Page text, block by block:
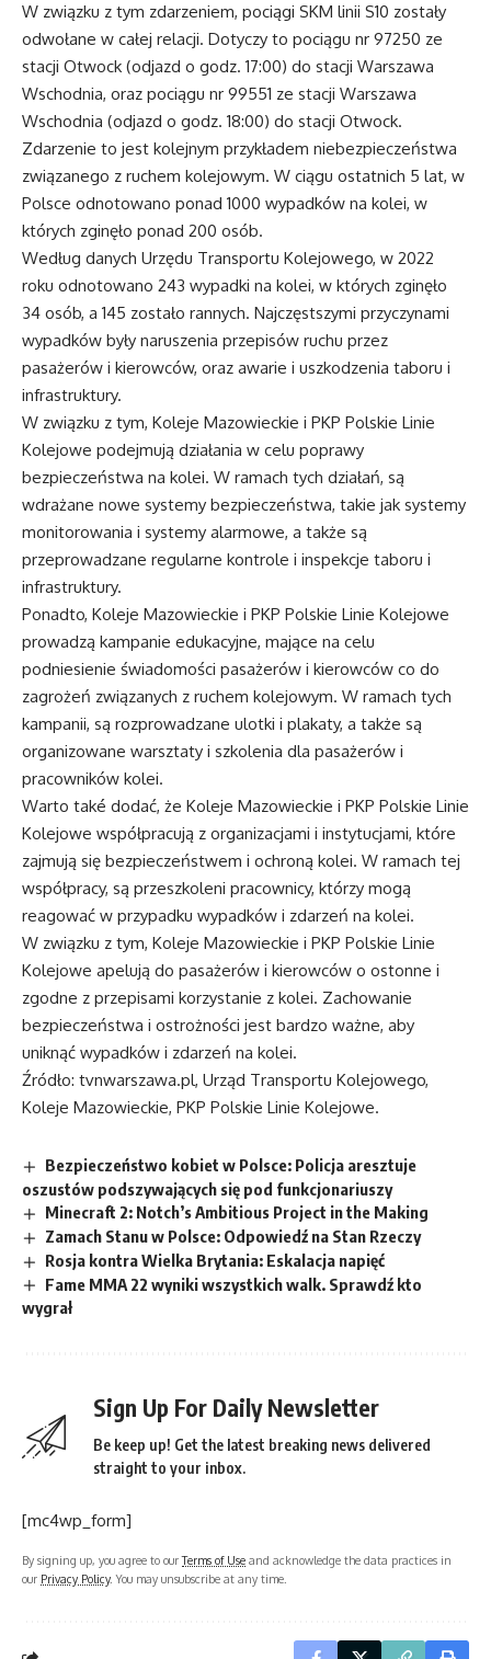
W związku z tym zdarzeniem, pociągi SKM linii S10 zostały
odwołane w całej relacji. Dotyczy to pociągu nr 97250 ze
stacji Otwock (odjazd o godz. 17:00) do stacji Warszawa
Wschodnia, oraz pociągu nr 99551 ze stacji Warszawa
Wschodnia (odjazd o godz. 18:00) do stacji Otwock.
Zdarzenie to jest kolejnym przykładem niebezpieczeństwa
związanego z ruchem kolejowym. W ciągu ostatnich 5 lat, w
Polsce odnotowano ponad 1000 wypadków na kolei, w
których zginęło ponad 200 osób.
Według danych Urzędu Transportu Kolejowego, w 2022
roku odnotowano 243 wypadki na kolei, w których zginęło
34 osób, a 145 zostało rannych. Najczęstszymi przyczynami
wypadków były naruszenia przepisów ruchu przez
pasażerów i kierowców, oraz awarie i uszkodzenia taboru i
infrastruktury.
W związku z tym, Koleje Mazowieckie i PKP Polskie Linie
Kolejowe podejmują działania w celu poprawy
bezpieczeństwa na kolei. W ramach tych działań, są
wdrażane nowe systemy bezpieczeństwa, takie jak systemy
monitorowania i systemy alarmowe, a także są
przeprowadzane regularne kontrole i inspekcje taboru i
infrastruktury.
Ponadto, Koleje Mazowieckie i PKP Polskie Linie Kolejowe
prowadzą kampanie edukacyjne, mające na celu
podniesienie świadomości pasażerów i kierowców co do
zagrożeń związanych z ruchem kolejowym. W ramach tych
kampanii, są rozprowadzane ulotki i plakaty, a także są
organizowane warsztaty i szkolenia dla pasażerów i
pracowników kolei.
Warto také dodać, że Koleje Mazowieckie i PKP Polskie Linie
Kolejowe współpracują z organizacjami i instytucjami, które
zajmują się bezpieczeństwem i ochroną kolei. W ramach tej
współpracy, są przeszkoleni pracownicy, którzy mogą
reagować w przypadku wypadków i zdarzeń na kolei.
W związku z tym, Koleje Mazowieckie i PKP Polskie Linie
Kolejowe apelują do pasażerów i kierowców o ostonne i
zgodne z przepisami korzystanie z kolei. Zachowanie
bezpieczeństwa i ostrożności jest bardzo ważne, aby
uniknąć wypadków i zdarzeń na kolei.
Źródło: tvnwarszawa.pl, Urząd Transportu Kolejowego,
Koleje Mazowieckie, PKP Polskie Linie Kolejowe.
Bezpieczeństwo kobiet w Polsce: Policja aresztuje
oszustów podszywających się pod funkcjonariuszy
Minecraft 2: Notch’s Ambitious Project in the Making
Zamach Stanu w Polsce: Odpowiedź na Stan Rzeczy
Rosja kontra Wielka Brytania: Eskalacja napięć
Fame MMA 22 wyniki wszystkich walk. Sprawdź kto
wygrał
Sign Up For Daily Newsletter
Be keep up! Get the latest breaking news delivered
straight to your inbox.
[mc4wp_form]
By signing up, you agree to ourTerms of Use and acknowledge the data practices in
our Privacy Policy. You may unsubscribe at any time.